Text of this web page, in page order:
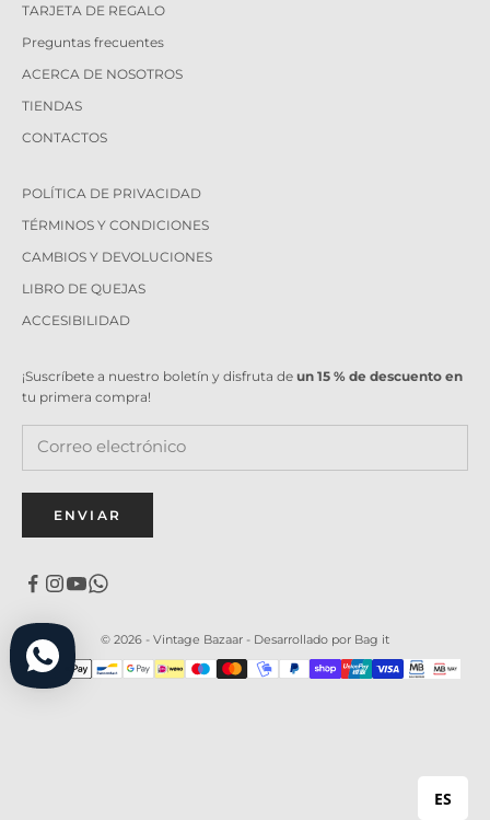
TARJETA DE REGALO
Preguntas frecuentes
ACERCA DE NOSOTROS
TIENDAS
CONTACTOS
POLÍTICA DE PRIVACIDAD
TÉRMINOS Y CONDICIONES
CAMBIOS Y DEVOLUCIONES
LIBRO DE QUEJAS
ACCESIBILIDAD
¡Suscríbete a nuestro boletín y disfruta de un 15 % de descuento en
tu primera compra!
ENVIAR
© 2026 - Vintage Bazaar - Desarrollado por Bag it
ES